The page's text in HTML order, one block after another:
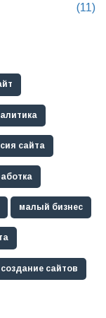
(11)
сайта
малый бизнес
создание сайтов